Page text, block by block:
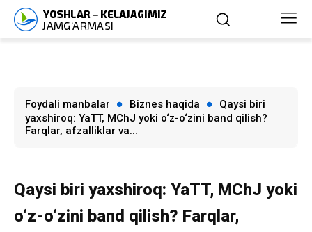
Foydali manbalar Biznes haqida
Qaysi biri
yaxshiroq: YaTT, MChJ yoki o‘z-o‘zini band qilish?
Farqlar, afzalliklar va...
Qaysi biri yaxshiroq: YaTT, MChJ yoki
o‘z-o‘zini band qilish? Farqlar,